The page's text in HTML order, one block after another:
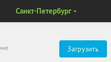
Загрузить
Санкт-Петербург